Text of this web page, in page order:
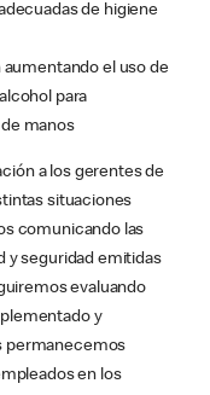
de higiene
aumentando el uso de
para
manos
a los gerentes de
situaciones
comunicando las
y seguridad emitidas
evaluando
y
permanecemos
en los